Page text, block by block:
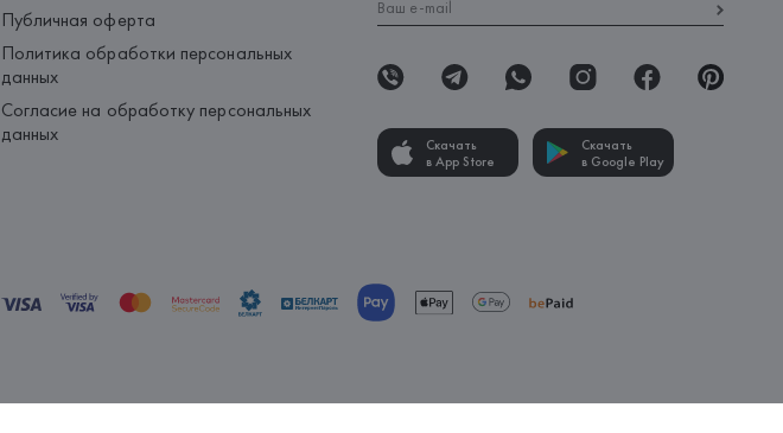
Публичная оферта
Политика обработки персональных
данных
Согласие на обработку персональных
данных
Скачать
в App Store
Скачать
в Google Play